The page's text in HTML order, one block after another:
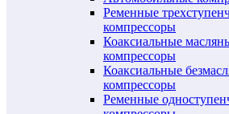
Ременные
компрессоры
Коаксиальные
компрессоры
Коаксиальные
компрессоры
Ременные